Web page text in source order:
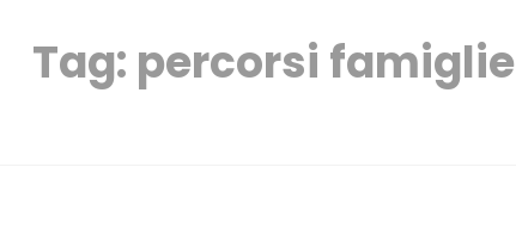
Tag: percorsi famiglie